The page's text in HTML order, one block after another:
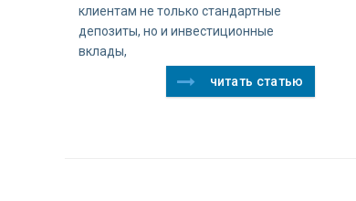
клиентам не только стандартные
депозиты, но и инвестиционные
вклады,
читать статью